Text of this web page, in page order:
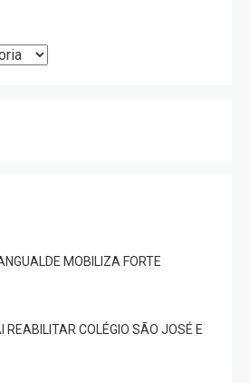
MOBILIZA FORTE
REABILITAR COLÉGIO SÃO JOSÉ E